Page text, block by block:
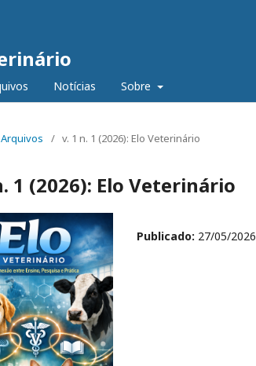
Notícias Sobre
Arquivos / v. 1 n. 1 (2026): Elo Veterinário
1 (2026): Elo Veterinário
Publicado: 27/05/2026